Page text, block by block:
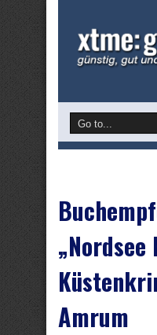
„Nordsee
Amrum